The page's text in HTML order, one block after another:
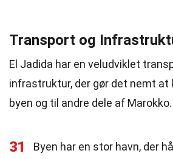
Transport og
El Jadida har en veludviklet
infrastruktur, der gør det nemt at
byen og til andre dele af Marokko.
31
Byen har en stor havn, der